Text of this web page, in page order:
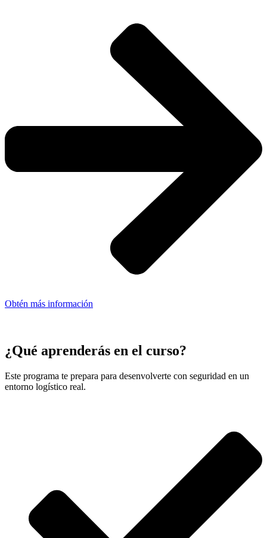
Obtén más información
¿Qué aprenderás en el curso?
Este programa te prepara para desenvolverte con seguridad en un
entorno logístico real.